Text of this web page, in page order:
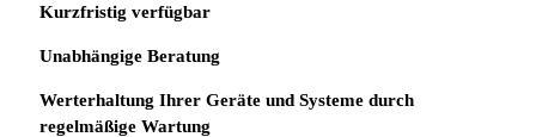
Kurzfristig verfügbar
Unabhängige Beratung
Werterhaltung Ihrer Geräte und Systeme durch
regelmäßige Wartung